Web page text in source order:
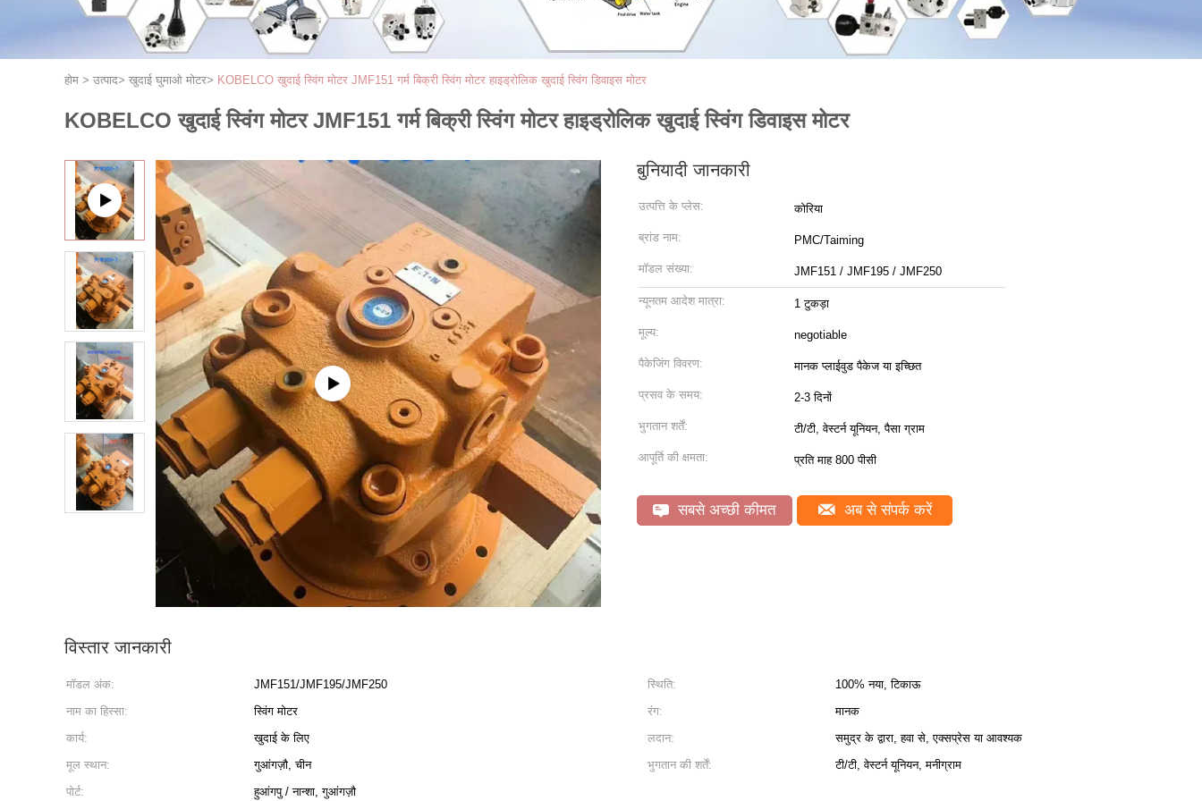
होम > उत्पाद> खुदाई घुमाओ मोटर> KOBELCO खुदाई स्विंग मोटर JMF151 गर्म बिक्री स्विंग मोटर हाइड्रोलिक खुदाई स्विंग डिवाइस मोटर
KOBELCO खुदाई स्विंग मोटर JMF151 गर्म बिक्री स्विंग मोटर हाइड्रोलिक खुदाई स्विंग डिवाइस मोटर
बुनियादी जानकारी
उत्पत्ति के प्लेस: कोरिया
ब्रांड नाम: PMC/Taiming
मॉडल संख्या: JMF151 / JMF195 / JMF250
न्यूनतम आदेश मात्रा: 1 टुकड़ा
मूल्य: negotiable
पैकेजिंग विवरण: मानक प्लाईवुड पैकेज या इच्छित
प्रसव के समय: 2-3 दिनों
भुगतान शर्तें: टी/टी, वेस्टर्न यूनियन, पैसा ग्राम
आपूर्ति की क्षमता: प्रति माह 800 पीसी
सबसे अच्छी कीमत अब से संपर्क करें
विस्तार जानकारी
मॉडल अंक: JMF151/JMF195/JMF250 स्थिति:
100% नया, टिकाऊ
नाम का हिस्सा:
स्विंग मोटर रंग:
मानक
कार्य:
खुदाई के लिए लदान:
समुद्र के द्वारा, हवा से, एक्सप्रेस या आवश्यक
मूल स्थान:
गुआंगज़ौ, चीन भुगतान की शर्तें:
टी/टी, वेस्टर्न यूनियन, मनीग्राम
पोर्ट:
हुआंगपु / नान्शा, गुआंगज़ौ